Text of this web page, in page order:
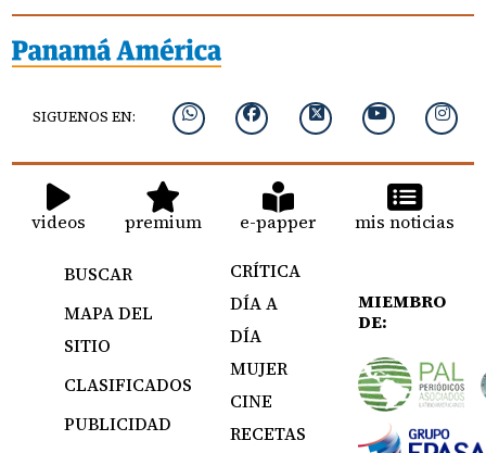
SIGUENOS EN:
videos premium e-papper mis noticias
BUSCAR
MAPA DEL
SITIO
CLASIFICADOS
PUBLICIDAD
CRÍTICA
DÍA A
DÍA
MUJER
CINE
RECETAS
MIEMBRO
DE: